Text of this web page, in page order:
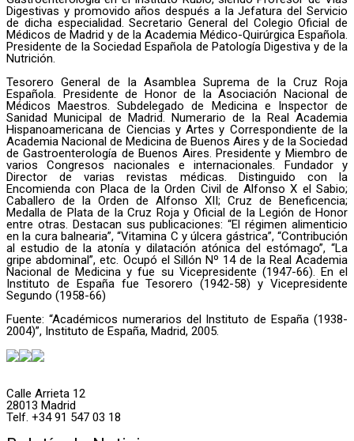
Digestivas y promovido años después a la Jefatura del Servicio
de dicha especialidad. Secretario General del Colegio Oficial de
Médicos de Madrid y de la Academia Médico-Quirúrgica Española.
Presidente de la Sociedad Española de Patología Digestiva y de la
Nutrición.
Tesorero General de la Asamblea Suprema de la Cruz Roja
Española. Presidente de Honor de la Asociación Nacional de
Médicos Maestros. Subdelegado de Medicina e Inspector de
Sanidad Municipal de Madrid. Numerario de la Real Academia
Hispanoamericana de Ciencias y Artes y Correspondiente de la
Academia Nacional de Medicina de Buenos Aires y de la Sociedad
de Gastroenterología de Buenos Aires. Presidente y Miembro de
varios Congresos nacionales e internacionales. Fundador y
Director de varias revistas médicas. Distinguido con la
Encomienda con Placa de la Orden Civil de Alfonso X el Sabio;
Caballero de la Orden de Alfonso XII; Cruz de Beneficencia;
Medalla de Plata de la Cruz Roja y Oficial de la Legión de Honor
entre otras. Destacan sus publicaciones: “El régimen alimenticio
en la cura balnearia”, “Vitamina C y úlcera gástrica”, “Contribución
al estudio de la atonía y dilatación atónica del estómago”, “La
gripe abdominal”, etc. Ocupó el Sillón Nº 14 de la Real Academia
Nacional de Medicina y fue su Vicepresidente (1947-66). En el
Instituto de España fue Tesorero (1942-58) y Vicepresidente
Segundo (1958-66)
Fuente: “Académicos numerarios del Instituto de España (1938-
2004)”, Instituto de España, Madrid, 2005.
Calle Arrieta 12
28013 Madrid
Telf. +34 91 547 03 18